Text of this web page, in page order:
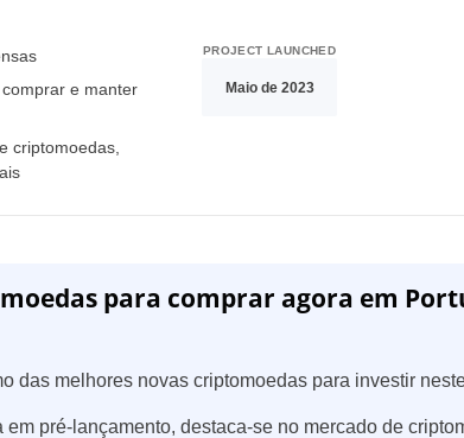
France
Greece
Lithuania
Poland
e manter
criptomoedas,
PROJECT LAUNCHED
Maio de 2023
para comprar agora em
das melhores novas criptomoedas para investir
em pré-lançamento, destaca-se no mercado de